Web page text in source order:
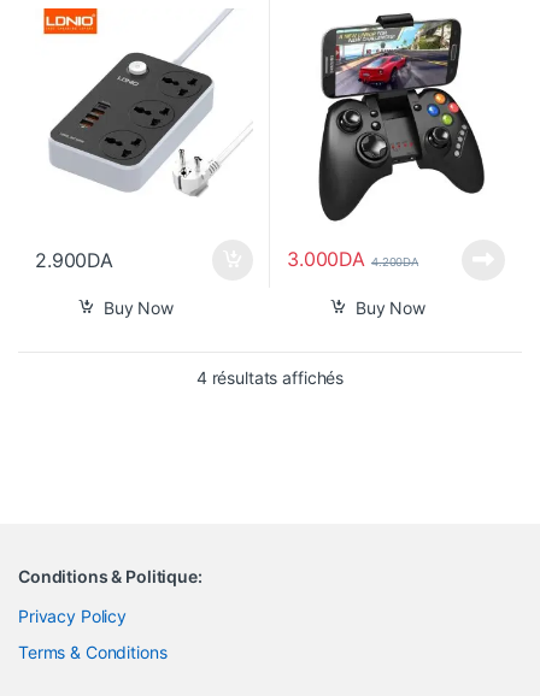
2.900DA
Buy Now
3.000DA 4.200DA
Buy Now
4 résultats affichésTrié du plus récent au
Conditions & Politique:
Privacy Policy
Terms & Conditions